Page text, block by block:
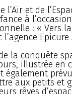
l’Air et de
à
: « Vers
Epicure
la conquête
illustrée en
également
aux petits et
rêves